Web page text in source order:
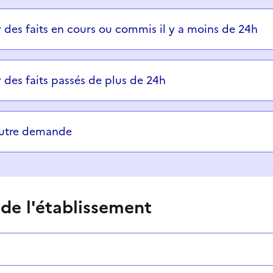
successives et les réponses s’afficheront
des faits en cours ou commis il y a moins de 24h
des faits passés de plus de 24h
demande
l'établissement